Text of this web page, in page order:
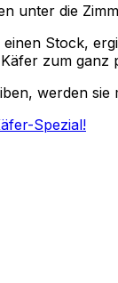
unter die
Stock,
zum ganz
werden
Spezial!